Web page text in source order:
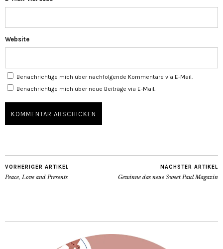
Website
Benachrichtige mich über nachfolgende Kommentare via E-Mail.
Benachrichtige mich über neue Beiträge via E-Mail.
VORHERIGER ARTIKEL
Peace, Love and Presents
NÄCHSTER ARTIKEL
Gewinne das neue Sweet Paul Magazin